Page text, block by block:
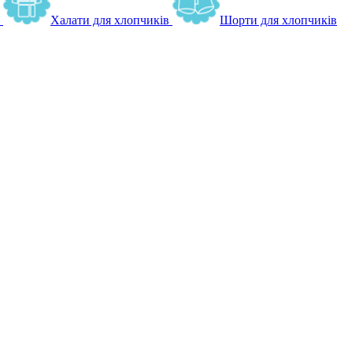
Халати для хлопчиків Шорти для хлопчиків